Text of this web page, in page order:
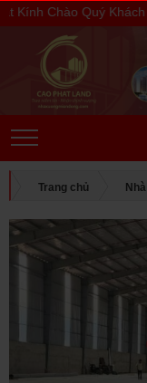
Chào Quý Khách
Trang chủ
CHO THUÊ NGOÀI
CHO THUÊ NHÀ
6.500 M2, SP: 129-24